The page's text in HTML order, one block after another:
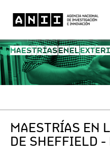
MAESTRÍAS EN EL
MAESTRÍAS EN
DE SHEFFIELD -